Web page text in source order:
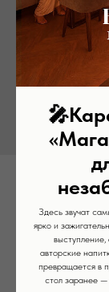
Ассорти
3 490 р.
Состав: креветки
устричный соус,
перец чили, майонез.
🎤
Здесь звучат
ярко и
авторские
превращается в
стол заранее